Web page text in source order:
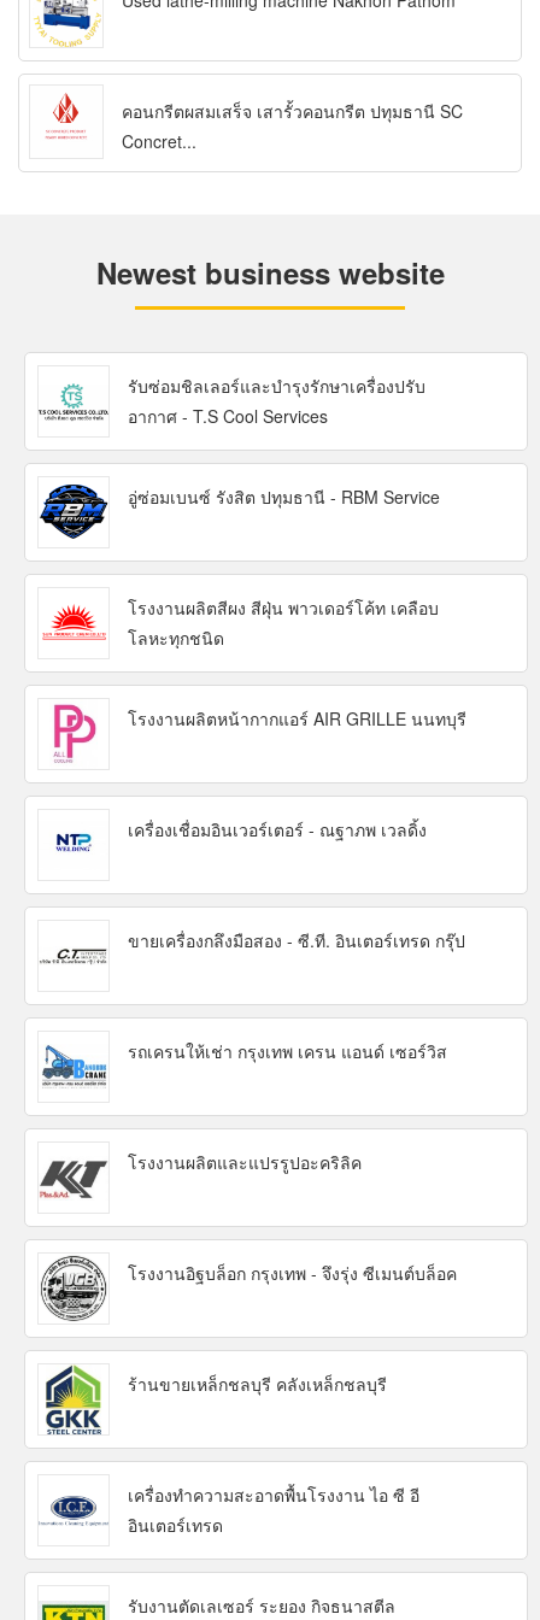
คอนกรีตผสมเสร็จ เสารั้วคอนกรีต ปทุมธานี SC
Concret...
Newest business website
รับซ่อมชิลเลอร์และบำรุงรักษาเครื่องปรับ
อากาศ - T.S Cool Services
อู่ซ่อมเบนซ์ รังสิต ปทุมธานี - RBM Service
โรงงานผลิตสีผง สีฝุ่น พาวเดอร์โค้ท เคลือบ
โลหะทุกชนิด
โรงงานผลิตหน้ากากแอร์ AIR GRILLE นนทบุรี
เครื่องเชื่อมอินเวอร์เตอร์ - ณฐาภพ เวลดิ้ง
ขายเครื่องกลึงมือสอง - ซี.ที. อินเตอร์เทรด กรุ๊ป
รถเครนให้เช่า กรุงเทพ เครน แอนด์ เซอร์วิส
โรงงานผลิตและแปรรูปอะคริลิค
โรงงานอิฐบล็อก กรุงเทพ - จึงรุ่ง ซีเมนต์บล็อค
ร้านขายเหล็กชลบุรี คลังเหล็กชลบุรี
เครื่องทำความสะอาดพื้นโรงงาน ไอ ซี อี
อินเตอร์เทรด
รับงานตัดเลเซอร์ ระยอง กิจธนาสตีล